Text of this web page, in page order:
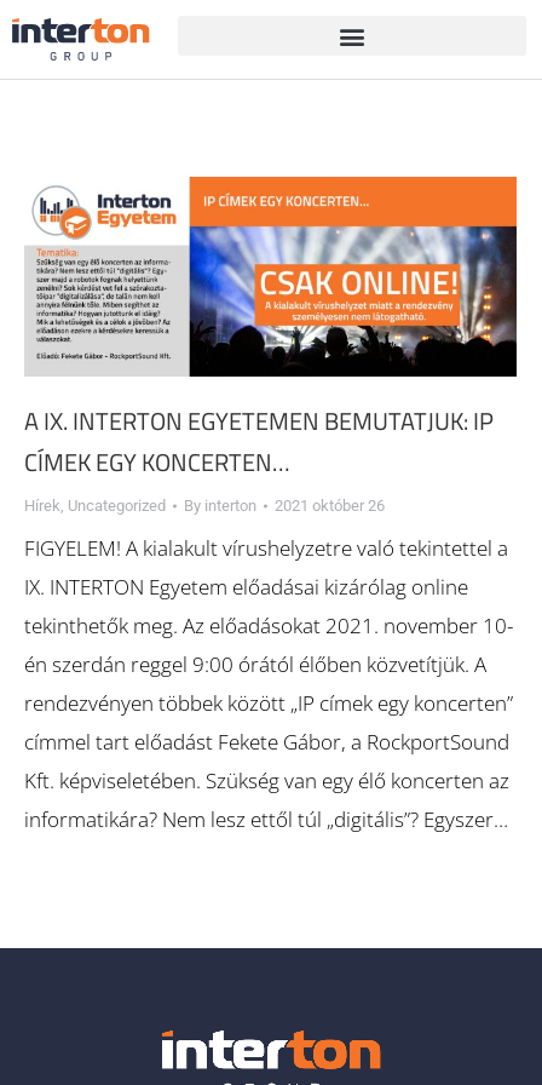
A IX. INTERTON EGYETEMEN BEMUTATJUK: IP
CÍMEK EGY KONCERTEN…
Hírek, Uncategorized By interton 2021 október 26
FIGYELEM! A kialakult vírushelyzetre való tekintettel a
IX. INTERTON Egyetem előadásai kizárólag online
tekinthetők meg. Az előadásokat 2021. november 10-
én szerdán reggel 9:00 órától élőben közvetítjük. A
rendezvényen többek között „IP címek egy koncerten”
címmel tart előadást Fekete Gábor, a RockportSound
Kft. képviseletében. Szükség van egy élő koncerten az
informatikára? Nem lesz ettől túl „digitális”? Egyszer…